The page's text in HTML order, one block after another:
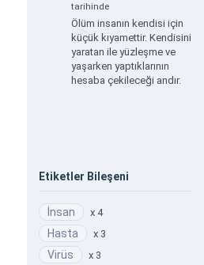
tarihinde
Ölüm insanın kendisi için
küçük kıyamettir. Kendisini
yaratan ile yüzleşme ve
yaşarken yaptıklarının
hesaba çekileceği andır.
Etiketler Bileşeni
İnsan x 4
Hasta x 3
Virüs x 3